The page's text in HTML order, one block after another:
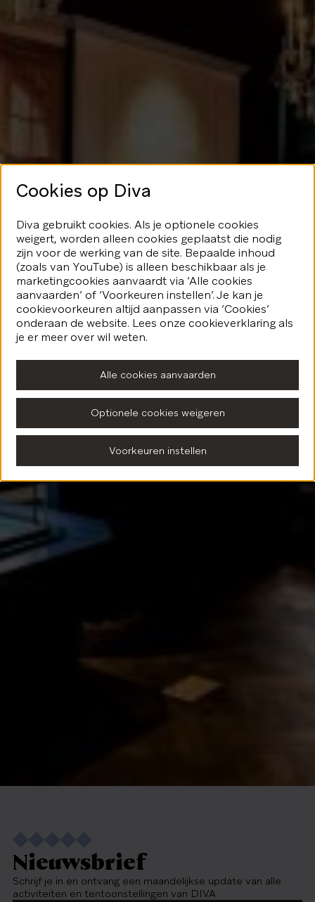
Geen glans
hier
We speelden je blijkbaar even
kwijt...Geen nood, er valt nog veel
fonkeling te ontdekken.
Terug naar de homepagina
Nieuwsbrief
Schrijf je in en ontvang een maandelijkse update van alle
activiteiten en tentoonstellingen van DIVA
Cookies op Diva
Diva gebruikt cookies. Als je optionele cookies
weigert, worden alleen cookies geplaatst die nodig
zijn voor de werking van de site. Bepaalde inhoud
(zoals van YouTube) is alleen beschikbaar als je
marketingcookies aanvaardt via ‘Alle cookies
aanvaarden’ of ‘Voorkeuren instellen’. Je kan je
cookievoorkeuren altijd aanpassen via ‘Cookies’
onderaan de website. Lees onze cookieverklaring als
je er meer over wil weten.
Alle cookies aanvaarden
Optionele cookies weigeren
Voorkeuren instellen